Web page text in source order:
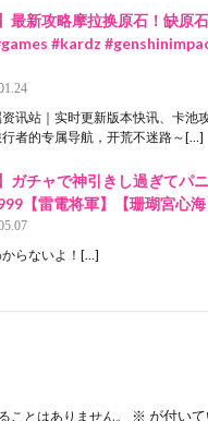
最新攻略摩拉换原石！缺原
#kardz
讯站｜实时更新版本快讯、卡池
者的专属导航，开荒不迷路～[…]
ガチャで神引きし過ぎてパ
【雷電将軍】【珊瑚宮心海
らないよ！[…]
ことはありません。 ※ が付い